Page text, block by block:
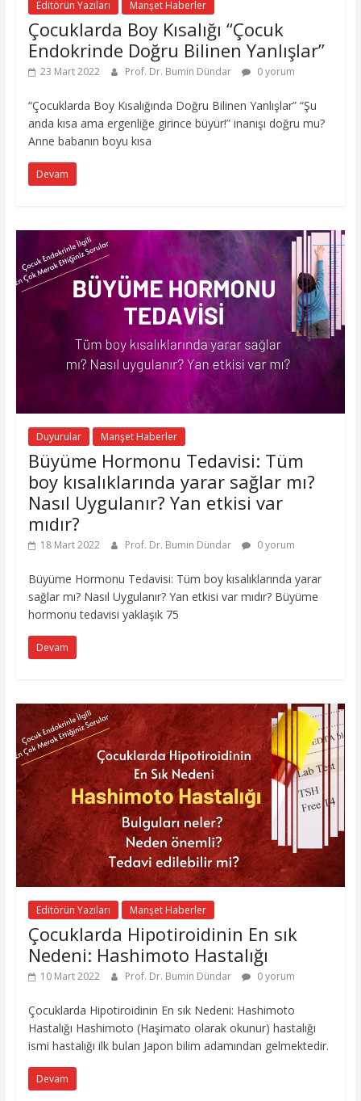
Editörün Yazıları Manşet Haberler
Çocuklarda Boy Kısalığı “Çocuk
Endokrinde Doğru Bilinen Yanlışlar”
23 Mart 2022 Prof. Dr. Bumin Dündar 0 yorum
“Çocuklarda Boy Kısalığında Doğru Bilinen Yanlışlar” “Şu
anda kısa ama ergenliğe girince büyür!” inanışı doğru mu?
Anne babanın boyu kısa
Devam
Duyurular Manşet Haberler
Büyüme Hormonu Tedavisi: Tüm
boy kısalıklarında yarar sağlar mı?
Nasıl Uygulanır? Yan etkisi var
mıdır?
18 Mart 2022 Prof. Dr. Bumin Dündar 0 yorum
Büyüme Hormonu Tedavisi: Tüm boy kısalıklarında yarar
sağlar mı? Nasıl Uygulanır? Yan etkisi var mıdır? Büyüme
hormonu tedavisi yaklaşık 75
Devam
Editörün Yazıları Manşet Haberler
Çocuklarda Hipotiroidinin En sık
Nedeni: Hashimoto Hastalığı
10 Mart 2022 Prof. Dr. Bumin Dündar 0 yorum
Çocuklarda Hipotiroidinin En sık Nedeni: Hashimoto
Hastalığı Hashimoto (Haşimato olarak okunur) hastalığı
ismi hastalığı ilk bulan Japon bilim adamından gelmektedir.
Devam